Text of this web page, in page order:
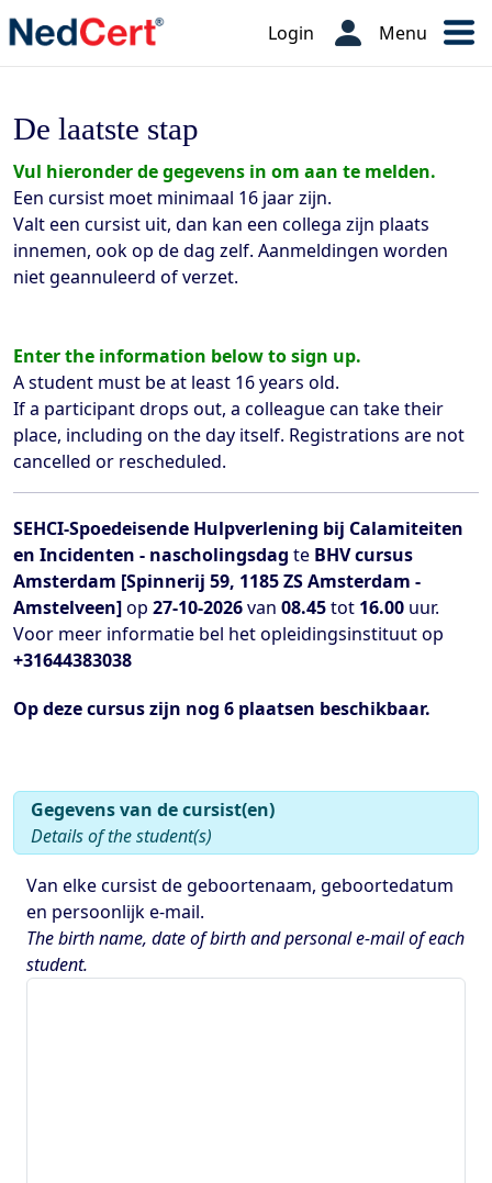
Login Menu
De laatste stap
Vul hieronder de gegevens in om aan te melden.
Een cursist moet minimaal 16 jaar zijn.
Valt een cursist uit, dan kan een collega zijn plaats
innemen, ook op de dag zelf. Aanmeldingen worden
niet geannuleerd of verzet.
Enter the information below to sign up.
A student must be at least 16 years old.
If a participant drops out, a colleague can take their
place, including on the day itself. Registrations are not
cancelled or rescheduled.
SEHCI-Spoedeisende Hulpverlening bij Calamiteiten
en Incidenten - nascholingsdag te BHV cursus
Amsterdam [Spinnerij 59, 1185 ZS Amsterdam -
Amstelveen]op 27-10-2026van 08.45tot 16.00 uur.
Voor meer informatie bel het opleidingsinstituut op
+31644383038
Op deze cursus zijn nog 6 plaatsen beschikbaar.
Gegevens van decursist(en)
Details of the student(s)
Van elke cursist de geboortenaam, geboortedatum
en persoonlijk e-mail.
The birth name, date of birth and personal e-mail of each
student.